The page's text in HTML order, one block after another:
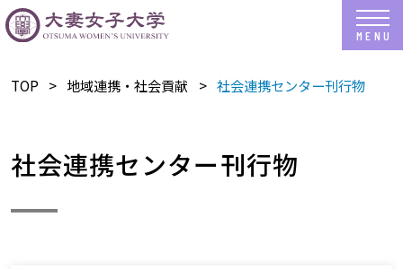
TOP 地域連携・社会貢献 社会連携センター刊行物
社会連携センター刊行物